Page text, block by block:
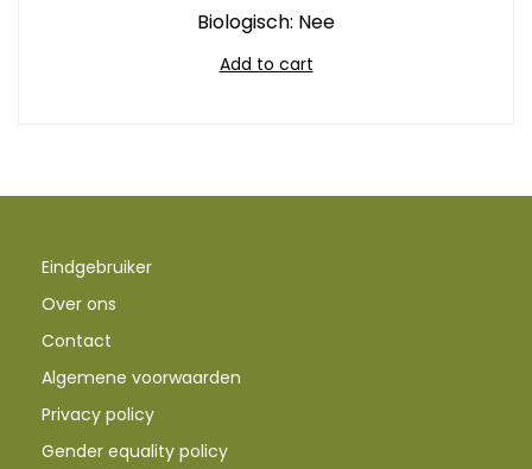
Biologisch: Nee
Add to cart
Eindgebruiker
Over ons
Contact
Algemene voorwaarden
Privacy policy
Gender equality policy